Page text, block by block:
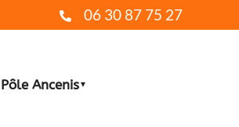
06 30 87 75 27
Pôle Ancenis▼